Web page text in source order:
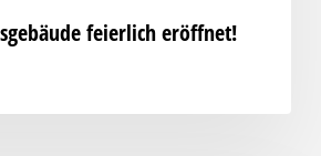
feierlich eröffnet!